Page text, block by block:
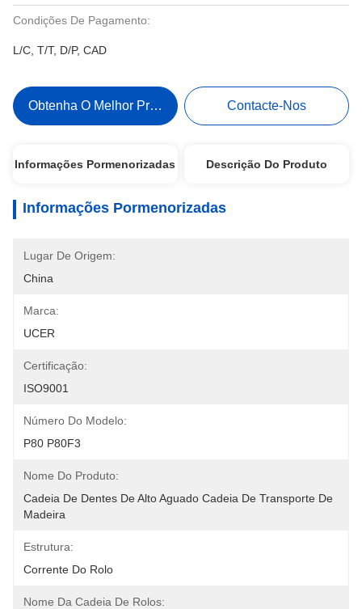
Condições De Pagamento:
L/C, T/T, D/P, CAD
Obtenha O Melhor Preço Contacte-Nos
Informações Pormenorizadas Descrição Do Produto
Informações Pormenorizadas
Lugar De Origem:
China
Marca:
UCER
Certificação:
ISO9001
Número Do Modelo:
P80 P80F3
Nome Do Produto:
Cadeia De Dentes De Alto Aguado Cadeia De Transporte De
Madeira
Estrutura:
Corrente Do Rolo
Nome Da Cadeia De Rolos: